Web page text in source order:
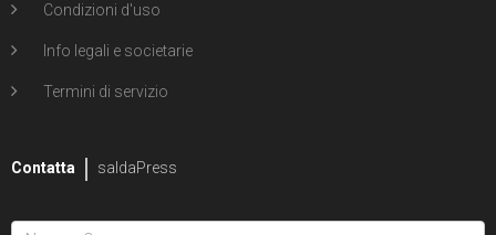
Condizioni d'uso
Info legali e societarie
Termini di servizio
Contatta saldaPress